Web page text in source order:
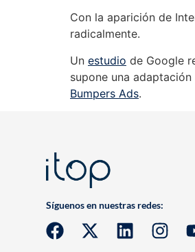
Con la aparición de
radicalmente.
Un estudio de Google
supone una
Bumpers Ads.
Síguenos en nuestras redes: